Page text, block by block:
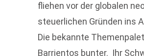
fliehen vor der globalen
steuerlichen Gründen ins
Die bekannte
Barrientos bunter. Ihr